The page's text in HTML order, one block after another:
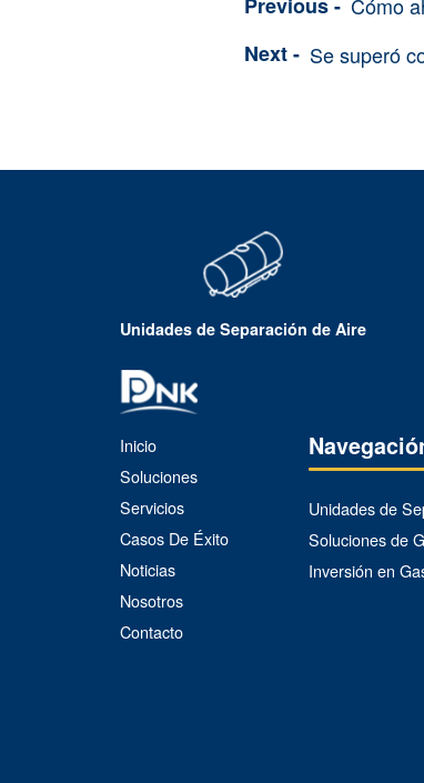
Cómo
Se superó
Unidades de Separación de Aire
Inicio
Soluciones
Servicios
Casos De Éxito
Noticias
Nosotros
Contacto
Unidades de
Soluciones de
Inversión en